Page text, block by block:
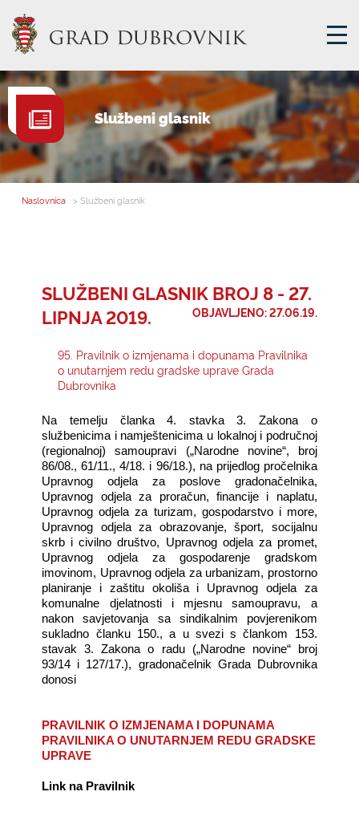
GRADSKA UPRAVA
GRADONAČELNIK
MJESNA SAMOUPRAVA
E-USLUGE
Službeni glasnik
Naslovnica > Službeni glasnik
SLUŽBENI GLASNIK BROJ 8 - 27.
LIPNJA 2019.
OBJAVLJENO: 27.06.19.
95. Pravilnik o izmjenama i dopunama Pravilnika
o unutarnjem redu gradske uprave Grada
Dubrovnika
Na temelju članka 4. stavka 3. Zakona o
službenicima i namještenicima u lokalnoj i područnoj
(regionalnoj) samoupravi („Narodne novine“, broj
86/08., 61/11., 4/18. i 96/18.), na prijedlog pročelnika
Upravnog odjela za poslove gradonačelnika,
Upravnog odjela za proračun, financije i naplatu,
Upravnog odjela za turizam, gospodarstvo i more,
Upravnog odjela za obrazovanje, šport, socijalnu
skrb i civilno društvo, Upravnog odjela za promet,
Upravnog odjela za gospodarenje gradskom
imovinom, Upravnog odjela za urbanizam, prostorno
planiranje i zaštitu okoliša i Upravnog odjela za
komunalne djelatnosti i mjesnu samoupravu, a
nakon savjetovanja sa sindikalnim povjerenikom
sukladno članku 150., a u svezi s člankom 153.
stavak 3. Zakona o radu („Narodne novine“ broj
93/14 i 127/17.), gradonačelnik Grada Dubrovnika
donosi
PRAVILNIKO IZMJENAMA I DOPUNAMA
PRAVILNIKA O UNUTARNJEM REDUGRADSKE
UPRAVE
Link na Pravilnik